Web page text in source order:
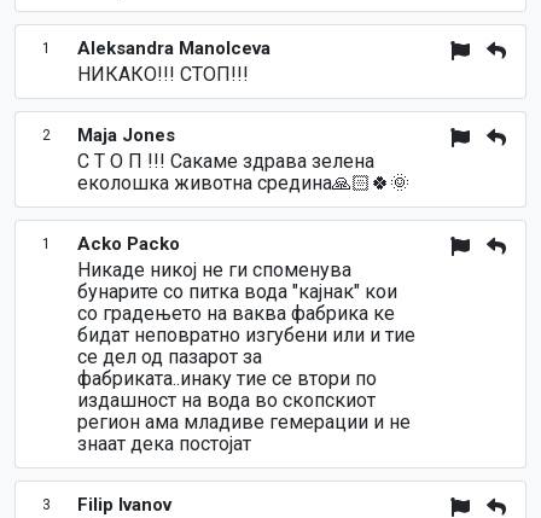
1 Aleksandra Manolceva
НИКАКО!!! СТОП!!!
2 Maja Jones
С Т О П !!! Сакаме здрава зелена
еколошка животна средина🙏🏻🍀🌞
1 Acko Packo
Никаде никој не ги споменува
бунарите со питка вода "кајнак" кои
со градењето на ваква фабрика ке
бидат неповратно изгубени или и тие
се дел од пазарот за
фабриката..инаку тие се втори по
издашност на вода во скопскиот
регион ама младиве гемерации и не
знаат дека постојат
3 Filip Ivanov